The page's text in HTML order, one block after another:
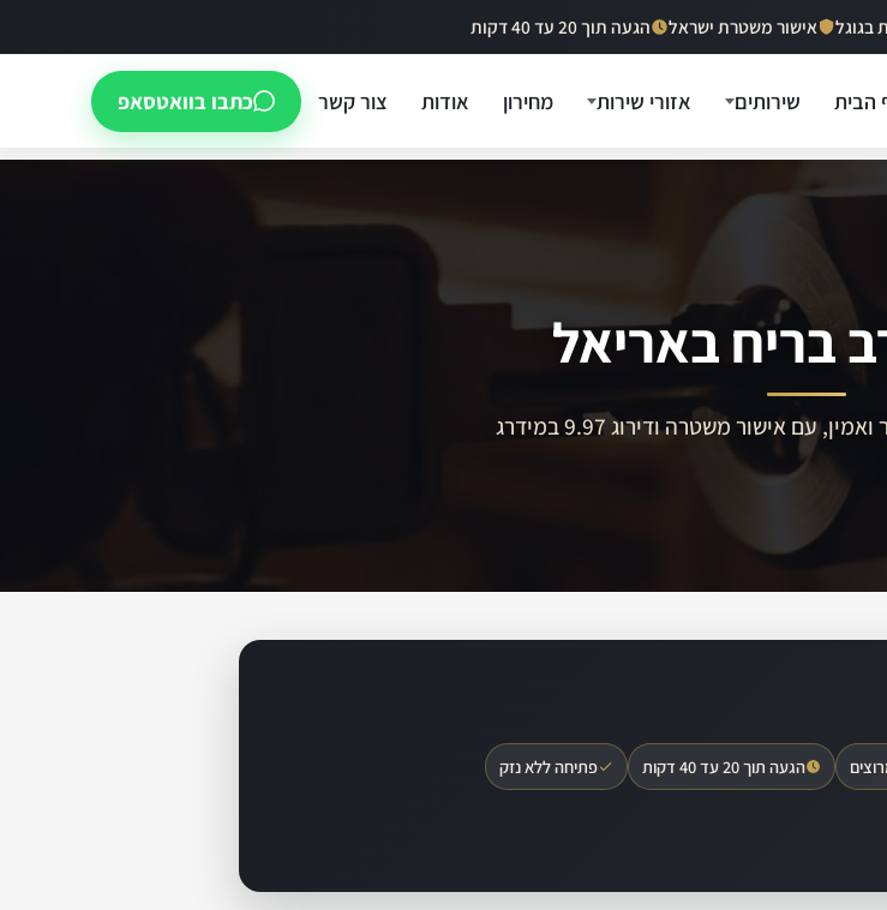
אישור משטרת ישראל הגעה תוך 20 עד 40 דקות
הבית שירותים אזורי שירות מחירון אודות צור קשר כתבו בוואטסאפ
בריח באריאל
עם אישור משטרה ודירוג 9.97 במידרג
הגעה תוך 20 עד 40 דקות פתיחה ללא נזק